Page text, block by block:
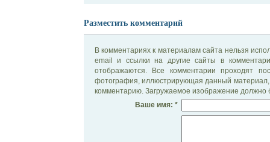
Разместить комментарий
В комментариях к материалам сайта нельзя
email и ссылки на другие сайты в
отображаются. Все комментарии проходят
фотография, иллюстрирующая данный материал,
комментарию. Загружаемое изображение должно
Ваше имя: *